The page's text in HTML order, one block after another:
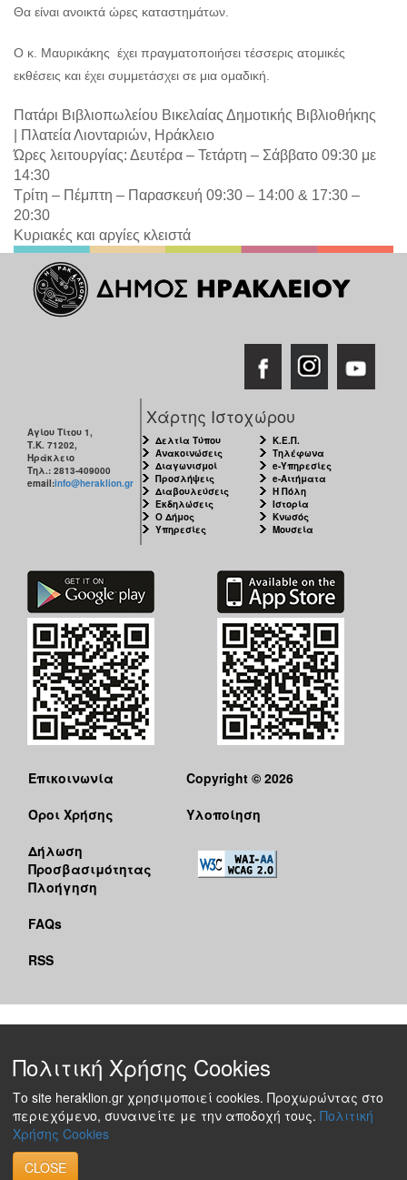
Θα είναι ανοικτά ώρες καταστημάτων.
Ο κ. Μαυρικάκης έχει πραγματοποιήσει τέσσερις ατομικές
εκθέσεις και έχει συμμετάσχει σε μια ομαδική.
Πατάρι Βιβλιοπωλείου Βικελαίας Δημοτικής Βιβλιοθήκης
Πλατεία Λιονταριών, Ηράκλειο
Ώρες λειτουργίας: Δευτέρα – Τετάρτη – Σάββατο 09:30 με
14:30
Τρίτη – Πέμπτη – Παρασκευή 09:30 – 14:00 & 17:30 –
20:30
Κυριακές και αργίες κλειστά
Αγίου Τίτου 1,
Τ.Κ. 71202,
Ηράκλειο
Τηλ.: 2813-409000
email:info@heraklion.gr
Χάρτης Ιστοχώρου
Δελτία Τύπου
Ανακοινώσεις
Διαγωνισμοί
Προσλήψεις
Διαβουλεύσεις
Εκδηλώσεις
Ο Δήμος
Υπηρεσίες
Κ.Ε.Π.
Τηλέφωνα
e-Υπηρεσίες
e-Αιτήματα
Η Πόλη
Ιστορία
Κνωσός
Μουσεία
Επικοινωνία
Όροι Χρήσης
Δήλωση
Προσβασιμότητας
Πλοήγηση
FAQs
RSS
Copyright © 2026
Υλοποίηση
Πολιτική Χρήσης Cookies
Το site heraklion.gr χρησιμοποιεί cookies. Προχωρώντας στο
περιεχόμενο, συναινείτε με την αποδοχή τους. Πολιτική
Χρήσης Cookies
CLOSE